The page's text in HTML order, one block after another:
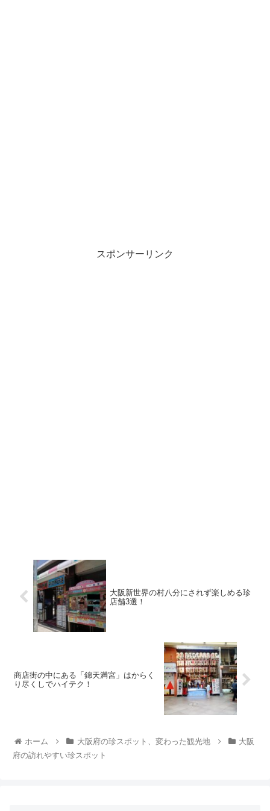
スポンサーリンク
大阪新世界の村八分にされず楽しめる珍
店舗3選！
商店街の中にある「錦天満宮」はからく
り尽くしでハイテク！
ホーム 大阪府の珍スポット、変わった観光地
大阪
府の訪れやすい珍スポット